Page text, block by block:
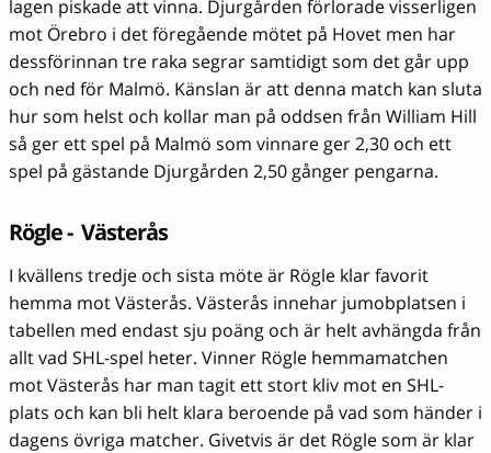
lagen piskade att vinna. Djurgården förlorade visserligen
mot Örebro i det föregående mötet på Hovet men har
dessförinnan tre raka segrar samtidigt som det går upp
och ned för Malmö. Känslan är att denna match kan sluta
hur som helst och kollar man på oddsen från William Hill
så ger ett spel på Malmö som vinnare ger 2,30 och ett
spel på gästande Djurgården 2,50 gånger pengarna.
Rögle - Västerås
I kvällens tredje och sista möte är Rögle klar favorit
hemma mot Västerås. Västerås innehar jumobplatsen i
tabellen med endast sju poäng och är helt avhängda från
allt vad SHL-spel heter. Vinner Rögle hemmamatchen
mot Västerås har man tagit ett stort kliv mot en SHL-
plats och kan bli helt klara beroende på vad som händer i
dagens övriga matcher. Givetvis är det Rögle som är klar